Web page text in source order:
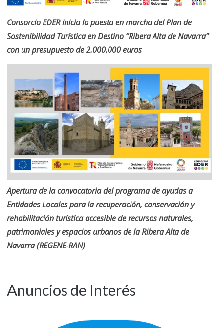
Consorcio EDER inicia la puesta en marcha del Plan de
Sostenibilidad Turística en Destino “Ribera Alta de Navarra”
con un presupuesto de 2.000.000 euros
Apertura de la convocatoria del programa de ayudas a
Entidades Locales para la recuperación, conservación y
rehabilitación turística accesible de recursos naturales,
patrimoniales y espacios urbanos de la Ribera Alta de
Navarra (REGENE-RAN)
Anuncios de Interés